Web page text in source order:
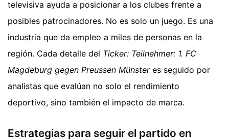
televisiva ayuda a posicionar a los clubes frente a
posibles patrocinadores. No es solo un juego. Es una
industria que da empleo a miles de personas en la
región. Cada detalle del Ticker: Teilnehmer: 1. FC
Magdeburg gegen Preussen Münsteres seguido por
analistas que evalúan no solo el rendimiento
deportivo, sino también el impacto de marca.
Estrategias para seguir el partido en